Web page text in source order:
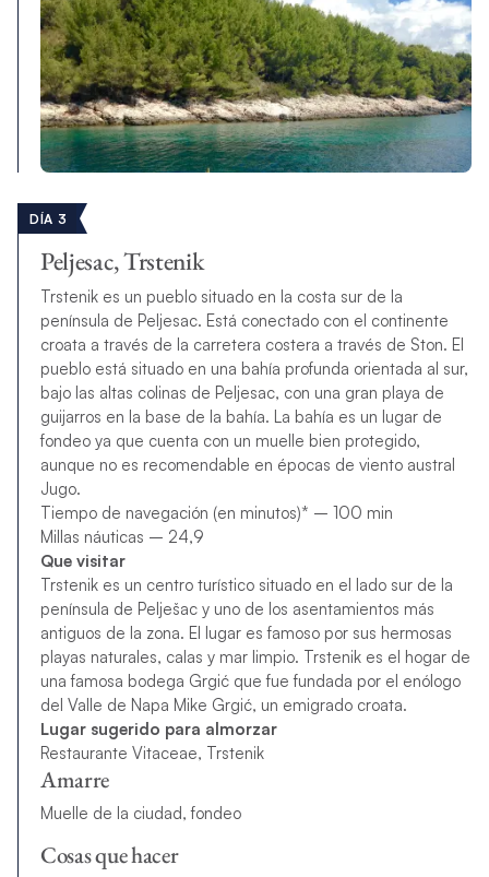
DÍA 3
Peljesac, Trstenik
Trstenik es un pueblo situado en la costa sur de la
península de Peljesac. Está conectado con el continente
croata a través de la carretera costera a través de Ston. El
pueblo está situado en una bahía profunda orientada al sur,
bajo las altas colinas de Peljesac, con una gran playa de
guijarros en la base de la bahía. La bahía es un lugar de
fondeo ya que cuenta con un muelle bien protegido,
aunque no es recomendable en épocas de viento austral
Jugo.
Tiempo de navegación (en minutos)* – 100 min
Millas náuticas – 24,9
Que visitar
Trstenik es un centro turístico situado en el lado sur de la
península de Pelješac y uno de los asentamientos más
antiguos de la zona. El lugar es famoso por sus hermosas
playas naturales, calas y mar limpio. Trstenik es el hogar de
una famosa bodega Grgić que fue fundada por el enólogo
del Valle de Napa Mike Grgić, un emigrado croata.
Lugar sugerido para almorzar
Restaurante Vitaceae, Trstenik
Amarre
Muelle de la ciudad, fondeo
Cosas que hacer